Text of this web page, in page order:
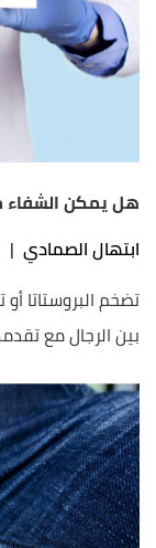
هل يمكن الشفاء
ابتهال الصمادي |
بين الرجال مع